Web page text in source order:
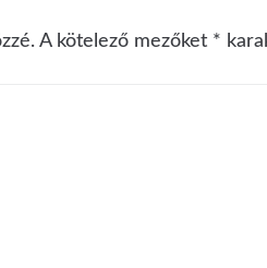
A kötelező mezőket *